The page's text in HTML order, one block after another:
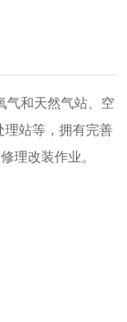
气和天然气站、空
理站等，拥有完善
理改装作业。